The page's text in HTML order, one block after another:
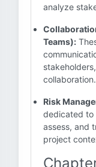
analyze
Teams):
collaboration.
Risk
dedicated to
assess, and
project